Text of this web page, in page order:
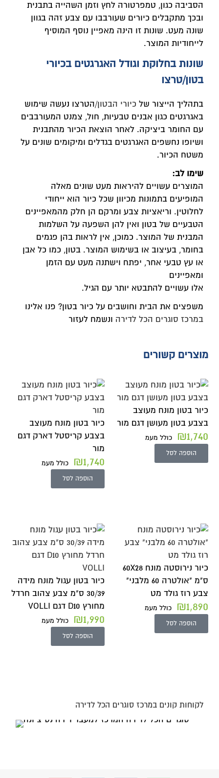
הסביבה כגון, טמפרטורה לחץ וזמן השהייה בתבנית
ובכך מתקבלים כיורים שעורבבו עם צבע זהה בגוון
שונה מעט. שונות זו הינה מאפיין נוסף המוסיף
לייחודיות המוצר.
שונות בחלוקת וגודל האגרגטים בכיורי
בטון/טרצו
בתהליך הייצור של כיורי הבטון/הטרצו נעשה שימוש
באגרגטים כגון אבנים טבעיות, חול, צמנט המעורבבים
עם החומר ביציקה. לאחר הוצאת הכיור מהתבנית
ושיופו נחשפים האגרגטים בגדלים ומיקומים שונים על
משטח הכיור.
שימו לב:
המוצרים עשויים להיראות מעט שונים מאלה
המופיעים בתמונות מכיוון שכל כיור הוא ייחודי
לחלוטין. וריאציות צבע ומרקם הן חלק מהמאפיינים
הטבעיים של בטון ואין להן השפעה על השלמות
המבנית של המוצר. כמוכן, אין לראות בהן פגמים
בחומר, בעיצוב או בשימוש המוצר. בטון, כמו כל אבן
או עץ טבעי אחר, יפתח וישתנה מעט עם הזמן
ומאפיינים
אלו עשויים להתבטא יותר עם הגיל.
משפצים את הבית וחושבים על כיור בטון? פנו אלינו
במרכז סוגרים הכל לדירה ונשמח לעזור
מוצרים קשורים
כיור בטון מונח מעוצב
בצבע בטון מעושן דגם מור
₪1,740 כולל מעמ
הוספה לסל
כיור בטון מונח מעוצב
בצבע קריסטל דארק דגם
מור
₪1,740 כולל מעמ
הוספה לסל
כיור נירוסטה מונח 60X28
ס"מ "אולטרה 60 מלבני"
צבע רוז גולד מט
₪1,890 כולל מעמ
הוספה לסל
כיור בטון עגול מונח מידה
30/39 ס"מ צבע צהוב חרדל
מחורץ D10 דגם VOLLI
₪1,990 כולל מעמ
הוספה לסל
לקוחות קונים במרכז סוגרים הכל לדירה